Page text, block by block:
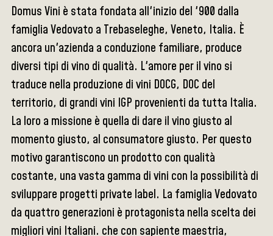
Domus Vini è stata fondata all'inizio del '900 dalla
famiglia Vedovato a Trebaseleghe, Veneto, Italia. È
ancora un'azienda a conduzione familiare, produce
diversi tipi di vino di qualità. L'amore per il vino si
traduce nella produzione di vini DOCG, DOC del
territorio, di grandi vini IGP provenienti da tutta Italia.
La loro a missione è quella di dare il vino giusto al
momento giusto, al consumatore giusto. Per questo
motivo garantiscono un prodotto con qualità
costante, una vasta gamma di vini con la possibilità di
sviluppare progetti private label. La famiglia Vedovato
da quattro generazioni è protagonista nella scelta dei
migliori vini Italiani. che con sapiente maestria,